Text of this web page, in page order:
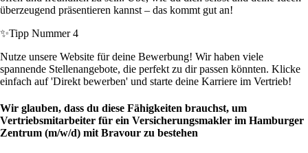
überzeugend präsentieren kannst – das kommt gut an!
✨Tipp Nummer 4
Nutze unsere Website für deine Bewerbung! Wir haben viele
spannende Stellenangebote, die perfekt zu dir passen könnten. Klicke
einfach auf 'Direkt bewerben' und starte deine Karriere im Vertrieb!
Wir glauben, dass du diese Fähigkeiten brauchst, um
Vertriebsmitarbeiter für ein Versicherungsmakler im Hamburger
Zentrum (m/w/d) mit Bravour zu bestehen